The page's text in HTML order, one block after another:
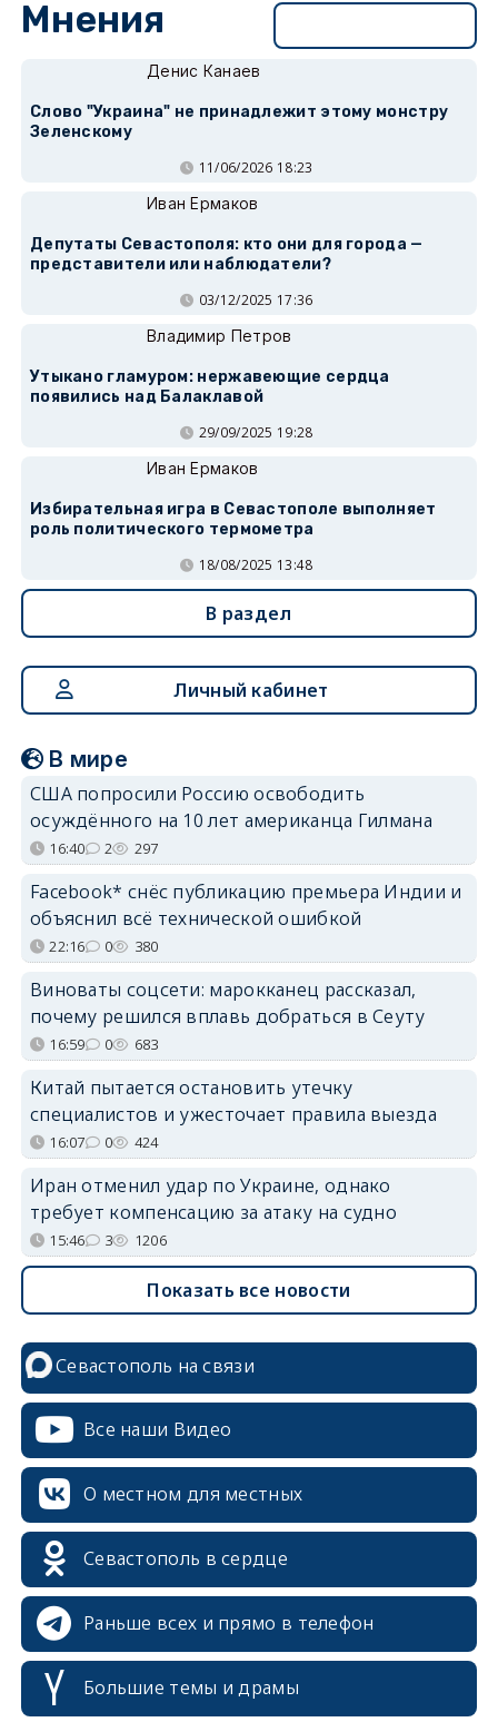
Мнения
Денис Канаев
Слово "Украина" не принадлежит этому монстру
Зеленскому
11/06/2026 18:23
Иван Ермаков
Депутаты Севастополя: кто они для города —
представители или наблюдатели?
03/12/2025 17:36
Владимир Петров
Утыкано гламуром: нержавеющие сердца
появились над Балаклавой
29/09/2025 19:28
Иван Ермаков
Избирательная игра в Севастополе выполняет
роль политического термометра
18/08/2025 13:48
В раздел
Личный кабинет
В мире
США попросили Россию освободить
осуждённого на 10 лет американца Гилмана
16:40 2 297
Facebook* снёс публикацию премьера Индии и
объяснил всё технической ошибкой
22:16 0 380
Виноваты соцсети: марокканец рассказал,
почему решился вплавь добраться в Сеуту
16:59 0 683
Китай пытается остановить утечку
специалистов и ужесточает правила выезда
16:07 0 424
Иран отменил удар по Украине, однако
требует компенсацию за атаку на судно
15:46 3 1206
Показать все новости
Севастополь на связи
Все наши Видео
О местном для местных
Севастополь в сердце
Раньше всех и прямо в телефон
Большие темы и драмы